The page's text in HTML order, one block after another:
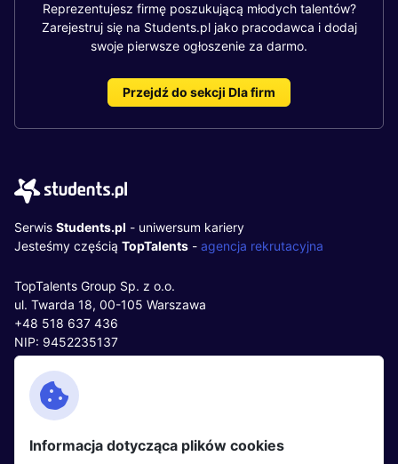
Reprezentujesz firmę poszukującą młodych talentów?
Zarejestruj się na Students.pl jako pracodawca i dodaj
swoje pierwsze ogłoszenie za darmo.
Przejdź do sekcji Dla firm
Serwis Students.pl - uniwersum kariery
Jesteśmy częścią TopTalents - agencja rekrutacyjna
TopTalents Group Sp. z o.o.
ul. Twarda 18, 00-105 Warszawa
+48 518 637 436
NIP: 9452235137
Kontakt
Facebook
Twitter
Partnerzy
Informacja dotycząca plików cookies